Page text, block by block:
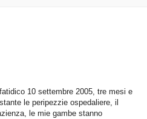
10 settembre 2005, tre mesi e
le peripezzie ospedaliere, il
le mie gambe stanno